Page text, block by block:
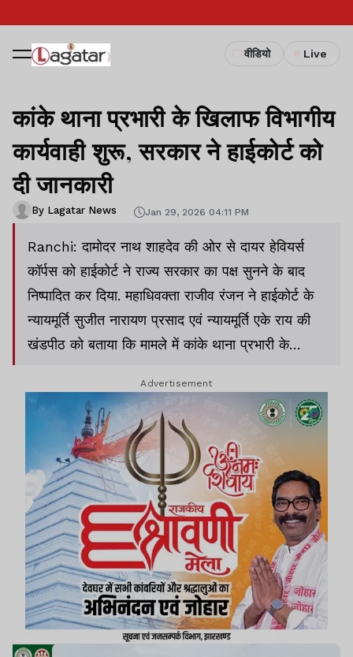
वीडियो Live
कांके थाना प्रभारी के खिलाफ विभागीय
कार्यवाही शुरू, सरकार ने हाईकोर्ट को
दी जानकारी
By Lagatar News Jan 29, 2026 04:11 PM
Ranchi: दामोदर नाथ शाहदेव की ओर से दायर हेवियर्स
कॉर्पस को हाईकोर्ट ने राज्य सरकार का पक्ष सुनने के बाद
निष्पादित कर दिया. महाधिवक्ता राजीव रंजन ने हाईकोर्ट के
न्यायमूर्ति सुजीत नारायण प्रसाद एवं न्यायमूर्ति एके राय की
खंडपीठ को बताया कि मामले में कांके थाना प्रभारी के
Advertisement